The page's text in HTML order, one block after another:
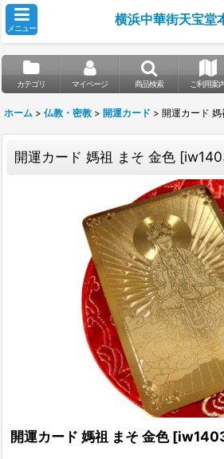
メニュー
横浜中華街天宝堂
カテゴリ マイページ 商品検索 ご利用案
ホーム > 仏教・密教 > 開運カード > 開運カード
開運カード 媽祖 まそ 金色 [
開運カード 媽祖 まそ 金色 [